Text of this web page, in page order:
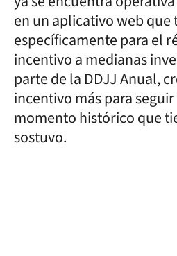
en un aplicativo web que
específicamente para el
incentivo a medianas
parte de la DDJJ Anual,
incentivo más para
momento histórico que
sostuvo.